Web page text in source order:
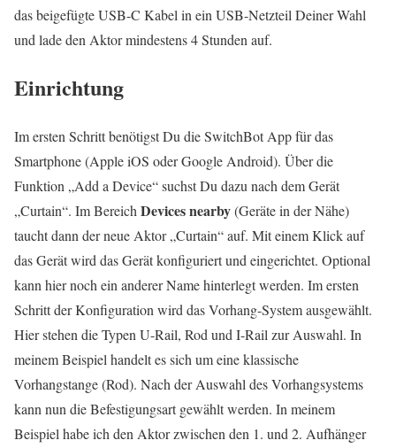
das beigefügte USB-C Kabel in ein USB-Netzteil Deiner Wahl
und lade den Aktor mindestens 4 Stunden auf.
Einrichtung
Im ersten Schritt benötigst Du die SwitchBot App für das
Smartphone (Apple iOS oder Google Android). Über die
Funktion „Add a Device“ suchst Du dazu nach dem Gerät
„Curtain“. Im BereichDevices nearby(Geräte in der Nähe)
taucht dann der neue Aktor „Curtain“ auf. Mit einem Klick auf
das Gerät wird das Gerät konfiguriert und eingerichtet. Optional
kann hier noch ein anderer Name hinterlegt werden. Im ersten
Schritt der Konfiguration wird das Vorhang-System ausgewählt.
Hier stehen die Typen U-Rail, Rod und I-Rail zur Auswahl. In
meinem Beispiel handelt es sich um eine klassische
Vorhangstange (Rod). Nach der Auswahl des Vorhangsystems
kann nun die Befestigungsart gewählt werden. In meinem
Beispiel habe ich den Aktor zwischen den 1. und 2. Aufhänger